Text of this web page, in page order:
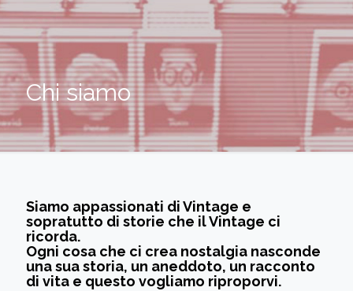
Chi siamo
Siamo appassionati di Vintage e
sopratutto di storie che il Vintage ci
ricorda.
Ogni cosa che ci crea nostalgia nasconde
una sua storia, un aneddoto, un racconto
di vita e questo vogliamo riproporvi.